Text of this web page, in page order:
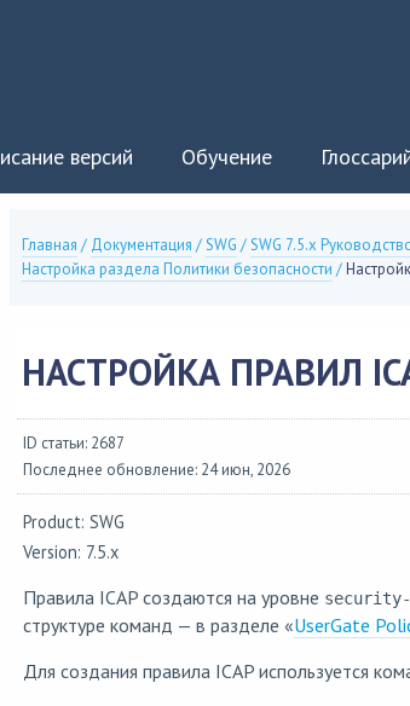
версий Обучение
Главная / Документация /SWG /SWG 7.5.x
Настройка раздела Политики безопасности /
НАСТРОЙКА ПРАВИЛ
ID статьи: 2687
Последнее обновление: 24 июн, 2026
Product: SWG
Version: 7.5.x
Правила ICAP создаются на уровне
структуре команд — в разделе «UserGate
Для создания правила ICAP используется